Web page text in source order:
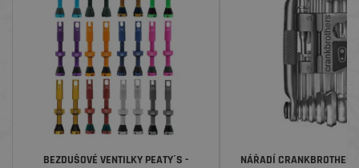
BEZDUŠOVÉ VENTILKY PEATY´S -
NÁŘADÍ